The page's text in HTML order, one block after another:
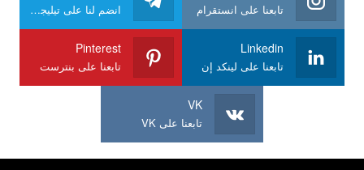
تابعنا على انستقرام انضم لنا على تيليجرام
Linkedin
تابعنا على لينكد إن
Pinterest
تابعنا على بنترست
VK
تابعنا على VK